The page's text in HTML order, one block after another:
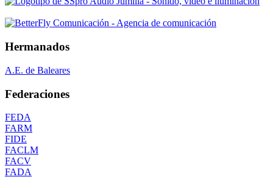
Hermanados
A.E. de Baleares
Federaciones
FEDA
FARM
FIDE
FACLM
FACV
FADA